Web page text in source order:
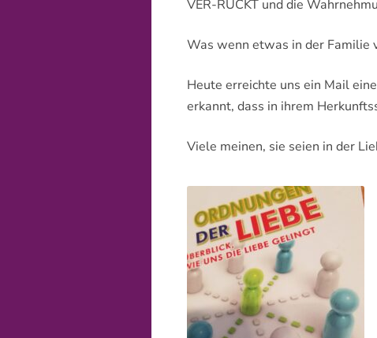
MITGEBRACHTEN PERSONEN
GESUNDHEITSHUNDERTER
GEBEN WAS
VER-RÜCKT und die
Was wenn etwas in der
Heute erreichte uns ein Mail
erkannt, dass in ihrem
Viele meinen, sie seien in der